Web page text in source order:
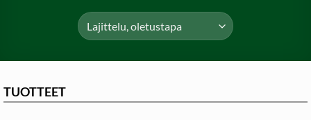
TUOTTEET